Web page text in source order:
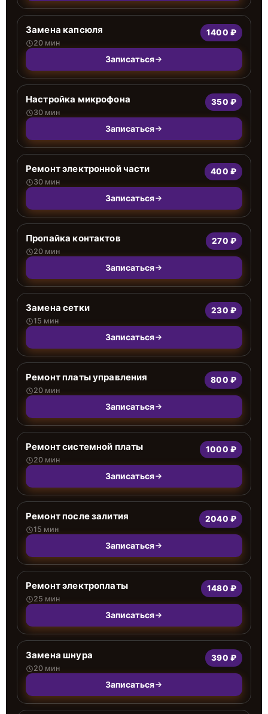
Замена капсюля
20 мин
1400 ₽
Записаться
Настройка микрофона
30 мин
350 ₽
Записаться
Ремонт электронной части
30 мин
400 ₽
Записаться
Пропайка контактов
20 мин
270 ₽
Записаться
Замена сетки
15 мин
230 ₽
Записаться
Ремонт платы управления
20 мин
800 ₽
Записаться
Ремонт системной платы
20 мин
1000 ₽
Записаться
Ремонт после залития
15 мин
2040 ₽
Записаться
Ремонт электроплаты
25 мин
1480 ₽
Записаться
Замена шнура
20 мин
390 ₽
Записаться